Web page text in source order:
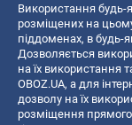
Використання будь-
розміщених на
піддоменах, в будь-
Дозволяється
на їх використання
OBOZ.UA, а для
дозволу на їх
розміщення